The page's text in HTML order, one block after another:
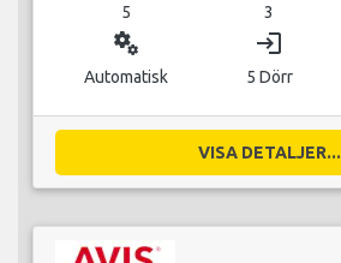
5 3
miscellaneous_services
Automatisk
login
5 Dörr
VISA DETALJER...